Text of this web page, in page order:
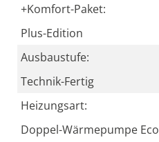
+Komfort-Paket:
Plus-Edition
Ausbaustufe:
Technik-Fertig
Heizungsart:
Doppel-Wärmepumpe Eco